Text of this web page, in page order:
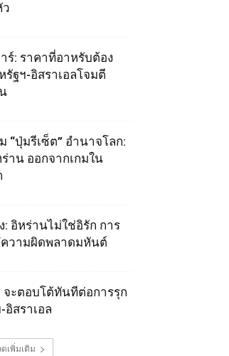
ร์: ราคาที่อาหรับต้อง
ฐฯ‑อิสราเอลโจมตี
“ปุ่มรีเซ็ต” อำนาจโลก:
าน ออกจากเกมใน
: อิหร่านไม่ใช่อิรัก การ
ความผิดพลาดมหันต์
จะตอบโต้ทันทีต่อการรุก
อิสราเอล
เพิ่มเติม